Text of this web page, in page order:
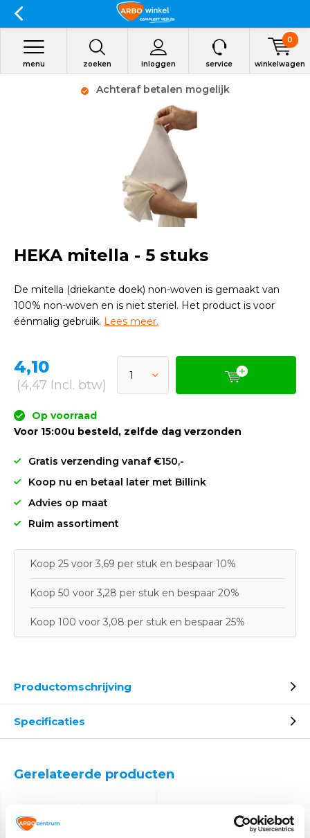
zoeken inloggen
menu service winkelwagen
0
Achteraf betalen mogelijk
HEKA mitella - 5 stuks
De mitella (driekante doek) non-woven is gemaakt van
100% non-woven en is niet steriel. Het product is voor
éénmalig gebruik. Lees meer.
4,10
(4,47 Incl. btw)
Op voorraad
Voor 15:00u besteld, zelfde dag verzonden
Gratis verzending vanaf €150,-
Koop nu en betaal later met Billink
Advies op maat
Ruim assortiment
Koop 25 voor 3,69 per stuk en bespaar 10%
Koop 50 voor 3,28 per stuk en bespaar 20%
Koop 100 voor 3,08 per stuk en bespaar 25%
Productomschrijving
Specificaties
Gerelateerde producten